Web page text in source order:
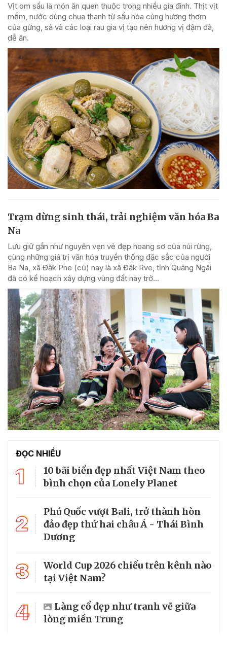
Vịt om sấu là món ăn quen thuộc trong nhiều gia đình. Thịt vịt
mềm, nước dùng chua thanh từ sấu hòa cùng hương thơm
của gừng, sả và các loại rau gia vị tạo nên hương vị đậm đà,
dễ ăn.
Trạm dừng sinh thái, trải nghiệm văn hóa Ba
Na
Lưu giữ gần như nguyên vẹn vẻ đẹp hoang sơ của núi rừng,
cùng những giá trị văn hóa truyền thống đặc sắc của người
Ba Na, xã Đăk Pne (cũ) nay là xã Đăk Rve, tỉnh Quảng Ngãi
đã có kế hoạch xây dựng vùng đất này trở...
ĐỌC NHIỀU
1
10 bãi biển đẹp nhất Việt Nam theo
bình chọn của Lonely Planet
2
Phú Quốc vượt Bali, trở thành hòn
đảo đẹp thứ hai châu Á - Thái Bình
Dương
3
World Cup 2026 chiếu trên kênh nào
tại Việt Nam?
4
Làng cổ đẹp như tranh vẽ giữa
lòng miền Trung